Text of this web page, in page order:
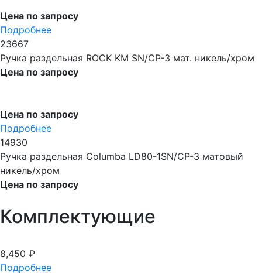
Цена по запросу
Подробнее
23667
Ручка раздельная ROCK KM SN/CP-3 мат. никель/хром
Цена по запросу
Цена по запросу
Подробнее
14930
Ручка раздельная Columba LD80-1SN/CP-3 матовый
никель/хром
Цена по запросу
Комплектующие
8,450 ₽
Подробнее